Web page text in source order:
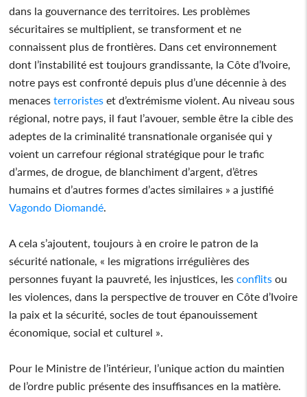
dans la gouvernance des territoires. Les problèmes
sécuritaires se multiplient, se transforment et ne
connaissent plus de frontières. Dans cet environnement
dont l’instabilité est toujours grandissante, la Côte d’Ivoire,
notre pays est confronté depuis plus d’une décennie à des
menacesterroristes et d’extrémisme violent. Au niveau sous
régional, notre pays, il faut l’avouer, semble être la cible des
adeptes de la criminalité transnationale organisée qui y
voient un carrefour régional stratégique pour le trafic
d’armes, de drogue, de blanchiment d’argent, d’êtres
humains et d’autres formes d’actes similaires » a justifié
Vagondo Diomandé
A cela s’ajoutent, toujours à en croire le patron de la
sécurité nationale, « les migrations irrégulières des
personnes fuyant la pauvreté, les injustices, lesconflits ou
les violences, dans la perspective de trouver en Côte d’Ivoire
la paix et la sécurité, socles de tout épanouissement
économique, social et culturel ».
Pour le Ministre de l’intérieur, l’unique action du maintien
de l’ordre public présente des insuffisances en la matière.